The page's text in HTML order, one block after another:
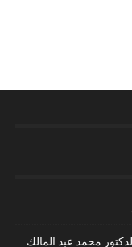
محمد عبد المالك